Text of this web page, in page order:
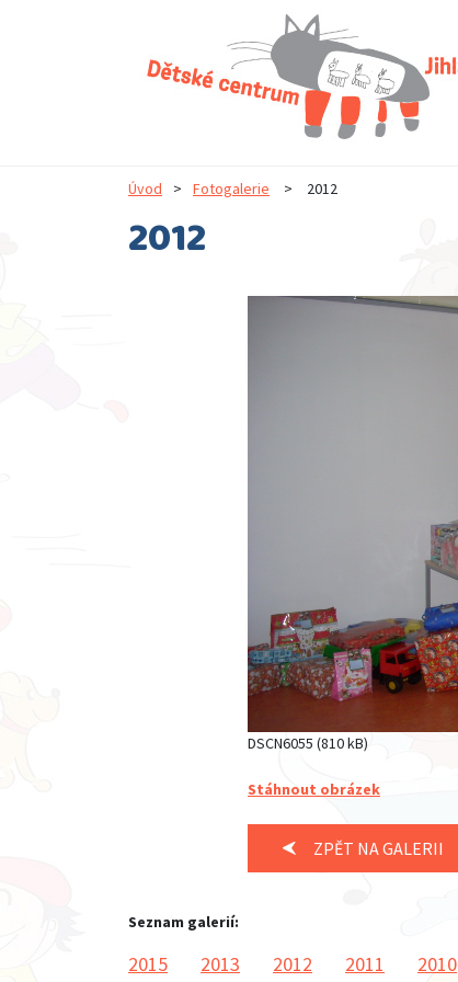
Úvod > Fotogalerie > 2012
2012
DSCN6055 (810 kB)
Stáhnout obrázek
ZPĚT NA GALERII
Seznam galerií:
2015 2013 2012 2011 2010